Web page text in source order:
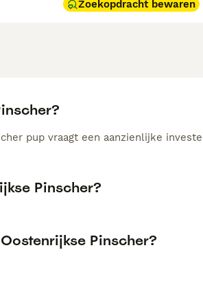
Zoekopdracht bewaren
pup vraagt een aanzienlijke
Pinscher?
Pinscher?